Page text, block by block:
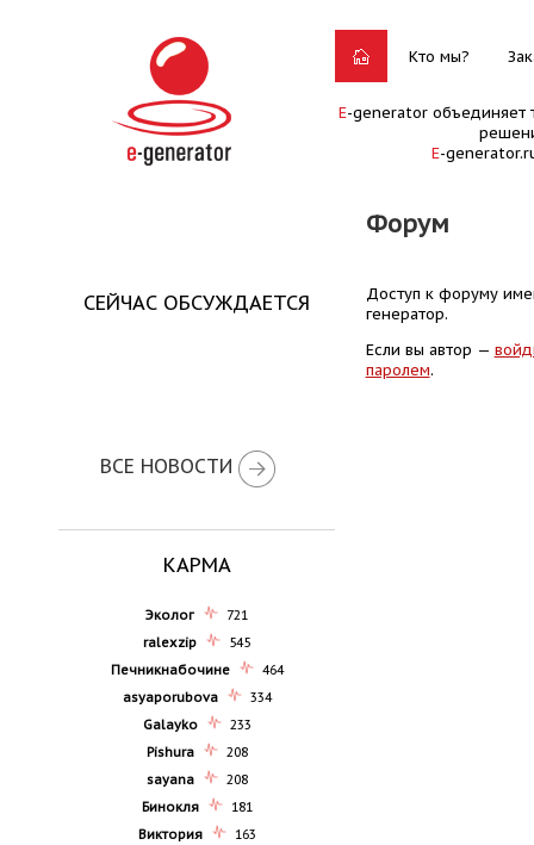
Кто мы?
E-generator объединяет
E-
Форум
СЕЙЧАС ОБСУЖДАЕТСЯ
ВСЕ НОВОСТИ
КАРМА
Эколог
721
ralexzip
545
Печникнабочине
464
asyaporubova
334
Galayko
233
Pishura
208
sayana
208
Бинокля
181
Виктория
163
Доступ к форуму
генератор.
Если вы автор —
паролем.